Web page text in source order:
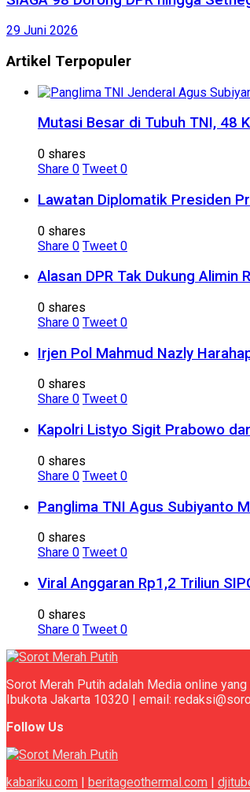
29 Juni 2026
Artikel Terpopuler
Mutasi Besar di Tubuh TNI, 48
0 shares
Share 0 Tweet 0
Lawatan Diplomatik Presiden
0 shares
Share 0 Tweet 0
Alasan DPR Tak Dukung Alimin
0 shares
Share 0 Tweet 0
Irjen Pol Mahmud Nazly
0 shares
Share 0 Tweet 0
Kapolri Listyo Sigit Prabowo
0 shares
Share 0 Tweet 0
Panglima TNI Agus Subiyanto
0 shares
Share 0 Tweet 0
Viral Anggaran Rp1,2 Triliun
0 shares
Share 0 Tweet 0
Sorot Merah Putih adalah Media online
Ibukota Jakarta 10320 | email:
Follow Us
kabariku.com | beritageothermal.com |